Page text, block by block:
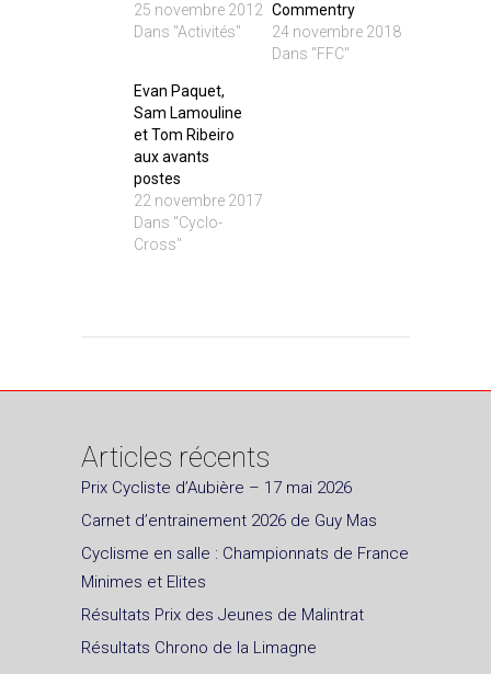
25 novembre 2012
Dans "Activités"
Commentry
24 novembre 2018
Dans "FFC"
Evan Paquet,
Sam Lamouline
et Tom Ribeiro
aux avants
postes
22 novembre 2017
Dans "Cyclo-
Cross"
Articles récents
Prix Cycliste d’Aubière – 17 mai 2026
Carnet d’entrainement 2026 de Guy Mas
Cyclisme en salle : Championnats de France
Minimes et Elites
Résultats Prix des Jeunes de Malintrat
Résultats Chrono de la Limagne